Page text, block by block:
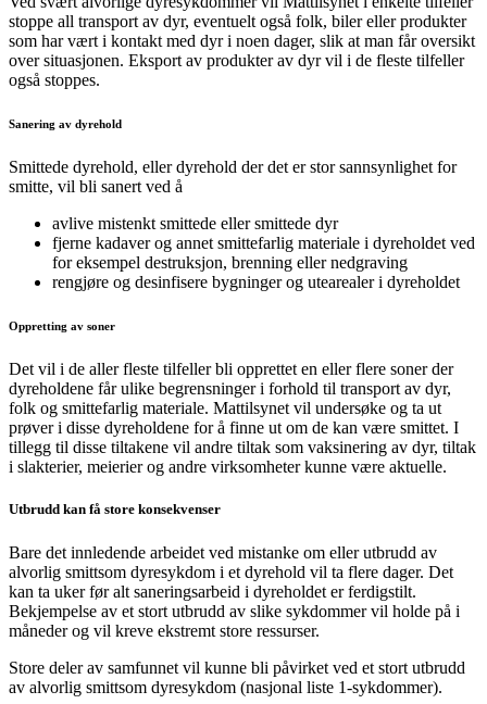
stoppe all transport av dyr, eventuelt også folk, biler eller produkter
som har vært i kontakt med dyr i noen dager, slik at man får oversikt
over situasjonen. Eksport av produkter av dyr vil i de fleste tilfeller
også stoppes.
Sanering av dyrehold
Smittede dyrehold, eller dyrehold der det er stor sannsynlighet for
smitte, vil bli sanert ved å
avlive mistenkt smittede eller smittede dyr
fjerne kadaver og annet smittefarlig materiale i dyreholdet ved
for eksempel destruksjon, brenning eller nedgraving
rengjøre og desinfisere bygninger og utearealer i dyreholdet
Oppretting av soner
Det vil i de aller fleste tilfeller bli opprettet en eller flere soner der
dyreholdene får ulike begrensninger i forhold til transport av dyr,
folk og smittefarlig materiale. Mattilsynet vil undersøke og ta ut
prøver i disse dyreholdene for å finne ut om de kan være smittet. I
tillegg til disse tiltakene vil andre tiltak som vaksinering av dyr, tiltak
i slakterier, meierier og andre virksomheter kunne være aktuelle.
Utbrudd kan få store konsekvenser
Bare det innledende arbeidet ved mistanke om eller utbrudd av
alvorlig smittsom dyresykdom i et dyrehold vil ta flere dager. Det
kan ta uker før alt saneringsarbeid i dyreholdet er ferdigstilt.
Bekjempelse av et stort utbrudd av slike sykdommer vil holde på i
måneder og vil kreve ekstremt store ressurser.
Store deler av samfunnet vil kunne bli påvirket ved et stort utbrudd
av alvorlig smittsom dyresykdom (nasjonal liste 1-sykdommer).